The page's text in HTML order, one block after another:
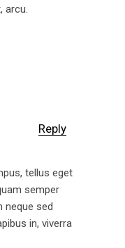
arcu.
Reply
tellus eget
semper
neque sed
in, viverra